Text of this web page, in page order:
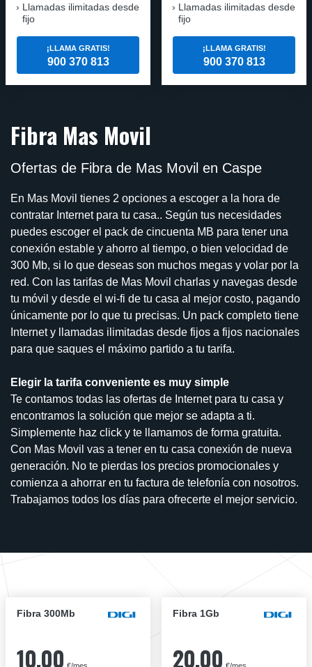
Llamadas ilimitadas desde
fijo
¡LLAMA GRATIS!
900 370 813
Llamadas ilimitadas desde
fijo
¡LLAMA GRATIS!
900 370 813
Fibra Mas Movil
Ofertas de Fibra de Mas Movil en Caspe
En Mas Movil tienes 2 opciones a escoger a la hora de
contratar Internet para tu casa.. Según tus necesidades
puedes escoger el pack de cincuenta MB para tener una
conexión estable y ahorro al tiempo, o bien velocidad de
300 Mb, si lo que deseas son muchos megas y volar por la
red. Con las tarifas de Mas Movil charlas y navegas desde
tu móvil y desde el wi-fi de tu casa al mejor costo, pagando
únicamente por lo que tu precisas. Un pack completo tiene
Internet y llamadas ilimitadas desde fijos a fijos nacionales
para que saques el máximo partido a tu tarifa.
Elegir la tarifa conveniente es muy simple
Te contamos todas las ofertas de Internet para tu casa y
encontramos la solución que mejor se adapta a ti.
Simplemente haz click y te llamamos de forma gratuita.
Con Mas Movil vas a tener en tu casa conexión de nueva
generación. No te pierdas los precios promocionales y
comienza a ahorrar en tu factura de telefonía con nosotros.
Trabajamos todos los días para ofrecerte el mejor servicio.
Fibra 300Mb
10,00
Fibra 1Gb
20,00